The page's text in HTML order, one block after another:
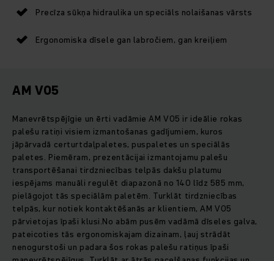
Precīza sūkņa hidraulika un speciāls nolaišanas vārsts
Ergonomiska dīsele gan labročiem, gan kreiļiem
AM V05
Manevrētspējīgie un ērti vadāmie AM V05 ir ideālie rokas
palešu ratiņi visiem izmantošanas gadījumiem, kuros
jāpārvadā certurtdaļpaletes, puspaletes un speciālās
paletes. Piemēram, prezentācijai izmantojamu palešu
transportēšanai tirdzniecības telpās dakšu platumu
iespējams manuāli regulēt diapazonā no 140 līdz 585 mm,
pielāgojot tās speciālām paletēm. Turklāt tirdzniecības
telpās, kur notiek kontaktēšanās ar klientiem, AM V05
pārvietojas īpaši klusi.No abām pusēm vadāmā dīseles galva,
pateicoties tās ergonomiskajam dizainam, ļauj strādāt
nenogurstoši un padara šos rokas palešu ratiņus īpaši